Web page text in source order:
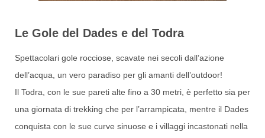
Le Gole del Dades e del Todra
Spettacolari gole rocciose, scavate nei secoli dall’azione
dell’acqua, un vero paradiso per gli amanti dell’outdoor!
Il Todra, con le sue pareti alte fino a 30 metri, è perfetto sia per
una giornata di trekking che per l’arrampicata, mentre il Dades
conquista con le sue curve sinuose e i villaggi incastonati nella